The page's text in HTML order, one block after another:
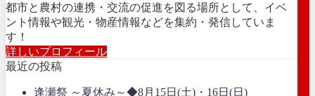
都市と農村の連携・交流の促進を図る場所として、イベ
ント情報や観光・物産情報などを集約・発信していま
す！
詳しいプロフィール
最近の投稿
逢瀬祭 ～夏休み～◆8月15日(土)・16日(日)